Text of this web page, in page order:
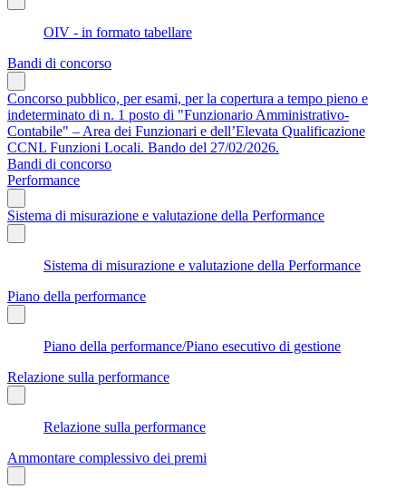
OIV - in formato tabellare
Bandi di concorso
Concorso pubblico, per esami, per la copertura a tempo pieno e
indeterminato di n. 1 posto di "Funzionario Amministrativo-
Contabile" – Area dei Funzionari e dell’Elevata Qualificazione
CCNL Funzioni Locali. Bando del 27/02/2026.
Bandi di concorso
Performance
Sistema di misurazione e valutazione della Performance
Sistema di misurazione e valutazione della Performance
Piano della performance
Piano della performance/Piano esecutivo di gestione
Relazione sulla performance
Relazione sulla performance
Ammontare complessivo dei premi